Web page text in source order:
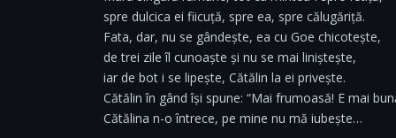
spre dulcica ei fiicuță, spre ea, spre călugăriță.
Fata, dar, nu se gândește, ea cu Goe chicotește,
de trei zile îl cunoaște și nu se mai liniștește,
iar de bot i se lipește, Cătălin la ei privește.
Cătălin în gând își spune: “Mai frumoasă! E mai
Cătălina n-o întrece, pe mine nu mă iubește…